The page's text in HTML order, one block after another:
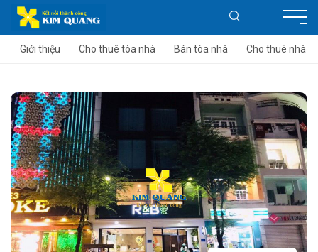
Giới thiệu Cho thuê tòa nhà Bán tòa nhà Cho thuê nhà